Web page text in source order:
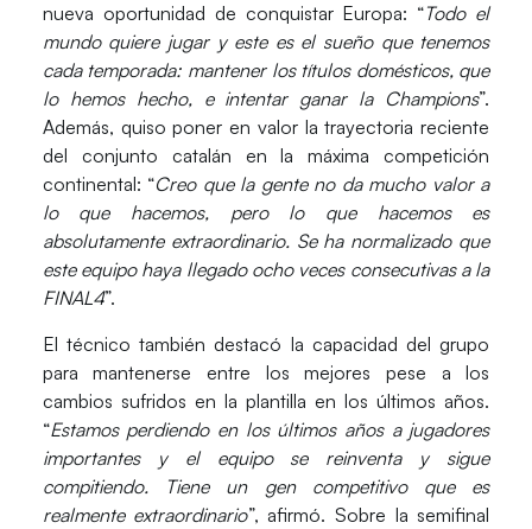
nueva oportunidad de conquistar Europa: “Todo el
mundo quiere jugar y este es el sueño que tenemos
cada temporada: mantener los títulos domésticos, que
lo hemos hecho, e intentar ganar la Champions”.
Además, quiso poner en valor la trayectoria reciente
del conjunto catalán en la máxima competición
continental: “Creo que la gente no da mucho valor a
lo que hacemos, pero lo que hacemos es
absolutamente extraordinario. Se ha normalizado que
este equipo haya llegado ocho veces consecutivas a la
FINAL4”.
El técnico también destacó la capacidad del grupo
para mantenerse entre los mejores pese a los
cambios sufridos en la plantilla en los últimos años.
“Estamos perdiendo en los últimos años a jugadores
importantes y el equipo se reinventa y sigue
compitiendo. Tiene un gen competitivo que es
realmente extraordinario”, afirmó. Sobre la semifinal